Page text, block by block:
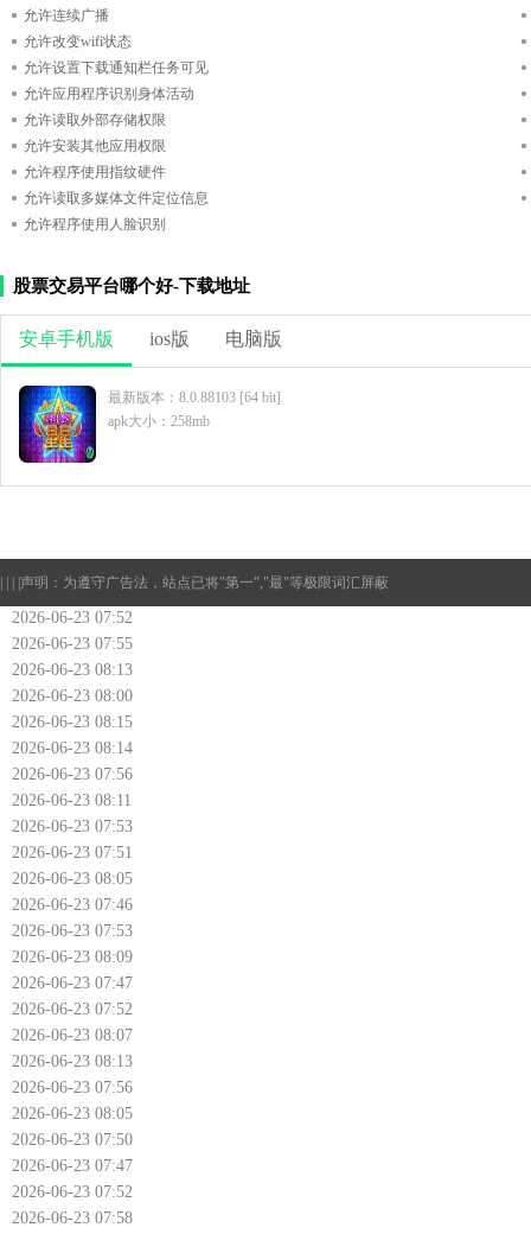
允许连续广播
允许改变wifi状态
允许设置下载通知栏任务可见
允许应用程序识别身体活动
允许读取外部存储权限
允许安装其他应用权限
允许程序使用指纹硬件
允许读取多媒体文件定位信息
允许程序使用人脸识别
股票交易平台哪个好-下载地址
安卓手机版 ios版 电脑版
最新版本：8.0.88103 [64 bit]
apk大小：258mb
声明：为遵守广告法，站点已将"第一","最"等极限词汇屏蔽
2026-06-23 07:52
2026-06-23 07:55
2026-06-23 08:13
2026-06-23 08:00
2026-06-23 08:15
2026-06-23 08:14
2026-06-23 07:56
2026-06-23 08:11
2026-06-23 07:53
2026-06-23 07:51
2026-06-23 08:05
2026-06-23 07:46
2026-06-23 07:53
2026-06-23 08:09
2026-06-23 07:47
2026-06-23 07:52
2026-06-23 08:07
2026-06-23 08:13
2026-06-23 07:56
2026-06-23 08:05
2026-06-23 07:50
2026-06-23 07:47
2026-06-23 07:52
2026-06-23 07:58